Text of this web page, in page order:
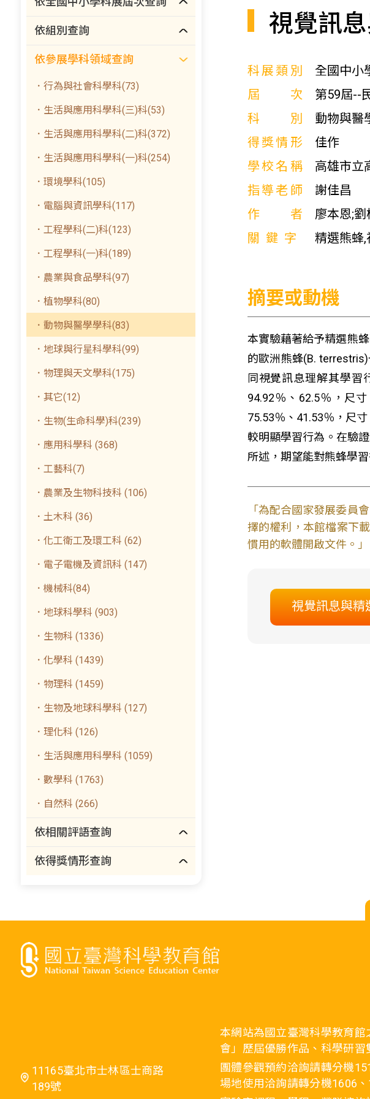
依組別查詢
依參展學科領域查詢
．行為與社會科學科(73)
．生活與應用科學科(三)科(53)
．生活與應用科學科(二)科(372)
．生活與應用科學科(一)科(254)
．環境學科(105)
．電腦與資訊學科(117)
．工程學科(二)科(123)
．工程學科(一)科(189)
．農業與食品學科(97)
．植物學科(80)
．動物與醫學學科(83)
．地球與行星科學科(99)
．物理與天文學科(175)
．其它(12)
．生物(生命科學)科(239)
．應用科學科 (368)
．工藝科(7)
．農業及生物科技科 (106)
．土木科 (36)
．化工衛工及環工科 (62)
．電子電機及資訊科 (147)
．機械科(84)
．地球科學科 (903)
．生物科 (1336)
．化學科 (1439)
．物理科 (1459)
．生物及地球科學科 (127)
．理化科 (126)
．生活與應用科學科 (1059)
．數學科 (1763)
．自然科 (266)
依相關評語查詢
依得獎情形查詢
視覺訊
科展類別
全國中小
屆次
第59屆--
科別
動物與醫
得獎情形
佳作
學校名稱
高雄市立
指導老師
謝佳昌
作者
廖本恩;
關鍵字
精選熊蜂
摘要或動機
本實驗藉著給予精選熊
的歐洲熊蜂(B.
同視覺訊息理解其學習
94.92％、62.5％，尺
75.53％、41.53％，尺
較明顯學習行為。在驗
所述，期望能對熊蜂學
「為配合國家發展委員
擇的權利，本館檔案下
慣用的軟體開啟文件。」
視覺訊息與精
11165臺北市士林區士商路
189號
本網站為國立臺灣科學教育
會」歷屆優勝作品、科學研
團體參觀預約洽詢請轉分機
場地使用洽詢請轉分機1606